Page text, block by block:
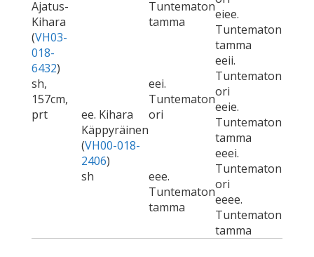
Ajatus-
Kihara
(VH03-
018-
6432)
sh,
157cm,
prt
Tuntematon
tamma
eiee.
Tuntematon
tamma
ee. Kihara
Käppyräinen
(VH00-018-
2406)
sh
eei.
Tuntematon
ori
eeii.
Tuntematon
ori
eeie.
Tuntematon
tamma
eee.
Tuntematon
tamma
eeei.
Tuntematon
ori
eeee.
Tuntematon
tamma